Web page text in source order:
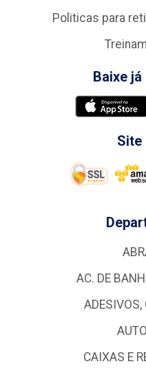
Politicas para
Baixe
Site
AC. DE
ADESIVOS,
CAIXAS E